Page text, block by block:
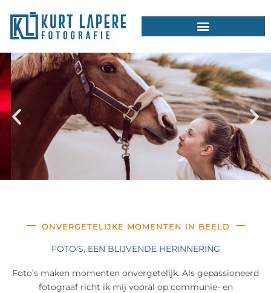
naar
ONVERGETELIJKE MOMENTEN IN BEELD
FOTO'S, EEN BLIJVENDE HERINNERING
Foto’s maken momenten onvergetelijk. Als gepassioneerd
fotograaf richt ik mij vooral op communie- en